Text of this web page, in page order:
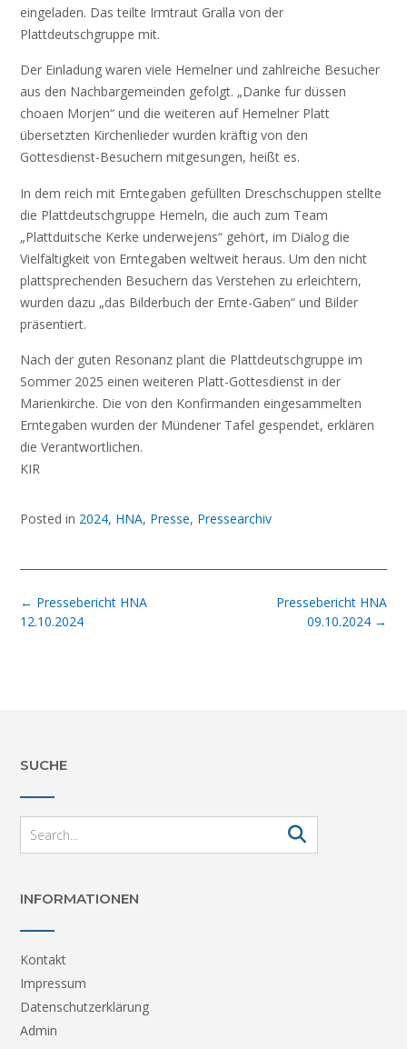
eingeladen. Das teilte Irmtraut Gralla von der
Plattdeutschgruppe mit.
Der Einladung waren viele Hemelner und zahlreiche Besucher
aus den Nachbargemeinden gefolgt. „Danke fur düssen
choaen Morjen“ und die weiteren auf Hemelner Platt
übersetzten Kirchenlieder wurden kräftig von den
Gottesdienst-Besuchern mitgesungen, heißt es.
In dem reich mit Erntegaben gefüllten Dreschschuppen stellte
die Plattdeutschgruppe Hemeln, die auch zum Team
„Plattduitsche Kerke underwejens“ gehört, im Dialog die
Vielfältigkeit von Erntegaben weltweit heraus. Um den nicht
plattsprechenden Besuchern das Verstehen zu erleichtern,
wurden dazu „das Bilderbuch der Ernte-Gaben“ und Bilder
präsentiert.
Nach der guten Resonanz plant die Plattdeutschgruppe im
Sommer 2025 einen weiteren Platt-Gottesdienst in der
Marienkirche. Die von den Konfirmanden eingesammelten
Erntegaben wurden der Mündener Tafel gespendet, erklären
die Verantwortlichen.
KIR
Posted in 2024, HNA, Presse, Pressearchiv
Post
navigation
Pressebericht HNA
09.10.2024 →
← Pressebericht HNA
12.10.2024
SUCHE
INFORMATIONEN
Kontakt
Impressum
Datenschutzerklärung
Admin